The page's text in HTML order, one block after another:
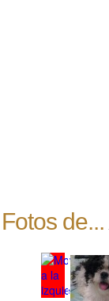
Fotos de...